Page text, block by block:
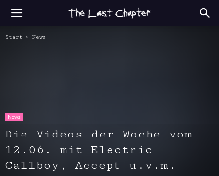
Start News
News
Die Videos der Woche vom
12.06. mit Electric
Callboy, Accept u.v.m.